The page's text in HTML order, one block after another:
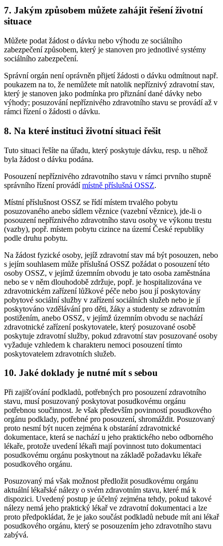
7. Jakým způsobem můžete zahájit řešení životní
situace
Můžete podat žádost o dávku nebo výhodu ze sociálního
zabezpečení způsobem, který je stanoven pro jednotlivé systémy
sociálního zabezpečení.
Správní orgán není oprávněn přijetí žádosti o dávku odmítnout např.
poukazem na to, že nemůžete mít natolik nepříznivý zdravotní stav,
který je stanoven jako podmínka pro přiznání dané dávky nebo
výhody; posuzování nepříznivého zdravotního stavu se provádí až v
rámci řízení o žádosti o dávku.
8. Na které instituci životní situaci řešit
Tuto situaci řešíte na úřadu, který poskytuje dávku, resp. u něhož
byla žádost o dávku podána.
Posouzení nepříznivého zdravotního stavu v rámci prvního stupně
správního řízení provádímístně příslušná OSSZ.
Místní příslušnost OSSZ se řídí místem trvalého pobytu
posuzovaného anebo sídlem věznice (vazební věznice), jde-li o
posouzení nepříznivého zdravotního stavu osoby ve výkonu trestu
(vazby), popř. místem pobytu cizince na území České republiky
podle druhu pobytu.
Na žádost fyzické osoby, jejíž zdravotní stav má být posouzen, nebo
s jejím souhlasem může příslušná OSSZ požádat o posouzení této
osoby OSSZ, v jejímž územním obvodu je tato osoba zaměstnána
nebo se v něm dlouhodobě zdržuje, popř. je hospitalizována ve
zdravotnickém zařízení lůžkové péče nebo jsou jí poskytovány
pobytové sociální služby v zařízení sociálních služeb nebo je jí
poskytováno vzdělávání pro děti, žáky a studenty se zdravotním
postižením, anebo OSSZ, v jejímž územním obvodu se nachází
zdravotnické zařízení poskytovatele, který posuzované osobě
poskytuje zdravotní služby, pokud zdravotní stav posuzované osoby
vyžaduje vzhledem k charakteru nemoci posouzení tímto
poskytovatelem zdravotních služeb.
10. Jaké doklady je nutné mít s sebou
Při zajišťování podkladů, potřebných pro posouzení zdravotního
stavu, musí posuzovaný poskytovat posudkovému orgánu
potřebnou součinnost. Je však především povinností posudkového
orgánu podklady, potřebné pro posouzení, shromáždit. Posuzovaný
proto nesmí být nucen zejména k obstarání zdravotnické
dokumentace, která se nachází u jeho praktického nebo odborného
lékaře, protože uvedení lékaři mají povinnost tuto dokumentaci
posudkovému orgánu poskytnout na základě požadavku lékaře
posudkového orgánu.
Posuzovaný má však možnost předložit posudkovému orgánu
aktuální lékařské nálezy o svém zdravotním stavu, které má k
dispozici. Uvedený postup je účelný zejména tehdy, pokud takové
nálezy nemá jeho praktický lékař ve zdravotní dokumentaci a lze
proto předpokládat, že je jako součást podkladů nebude mít ani lékař
posudkového orgánu, který se posouzením jeho zdravotního stavu
zabývá.